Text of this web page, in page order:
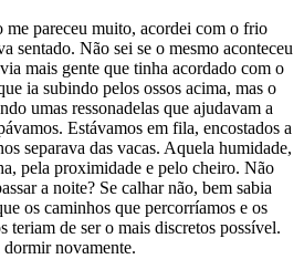
me pareceu muito, acordei com o frio
sentado. Não sei se o mesmo aconteceu
mais gente que tinha acordado com o
ia subindo pelos ossos acima, mas o
umas ressonadelas que ajudavam a
Estávamos em fila, encostados a
separava das vacas. Aquela humidade,
pela proximidade e pelo cheiro. Não
a noite? Se calhar não, bem sabia
os caminhos que percorríamos e os
teriam de ser o mais discretos possível.
novamente.